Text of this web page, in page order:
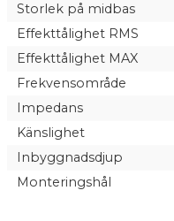
Storlek på midbas
Effekttålighet RMS
Effekttålighet MAX
Frekvensområde
Impedans
Känslighet
Inbyggnadsdjup
Monteringshål